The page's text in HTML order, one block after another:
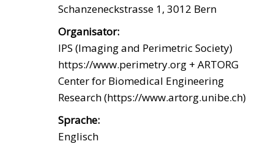
Schanzeneckstrasse 1, 3012 Bern
Organisator:
IPS (Imaging and Perimetric Society)
https://www.perimetry.org + ARTORG
Center for Biomedical Engineering
Research (https://www.artorg.unibe.ch)
Sprache:
Englisch